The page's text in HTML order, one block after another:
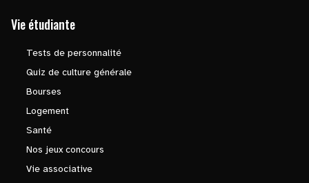
Vie étudiante
Tests de personnalité
Quiz de culture générale
Bourses
Logement
Santé
Nos jeux concours
Vie associative